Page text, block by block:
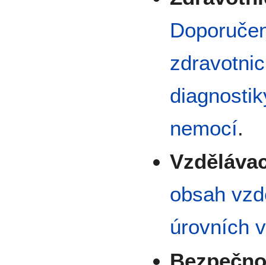
nemocí.
obsah
úrovních